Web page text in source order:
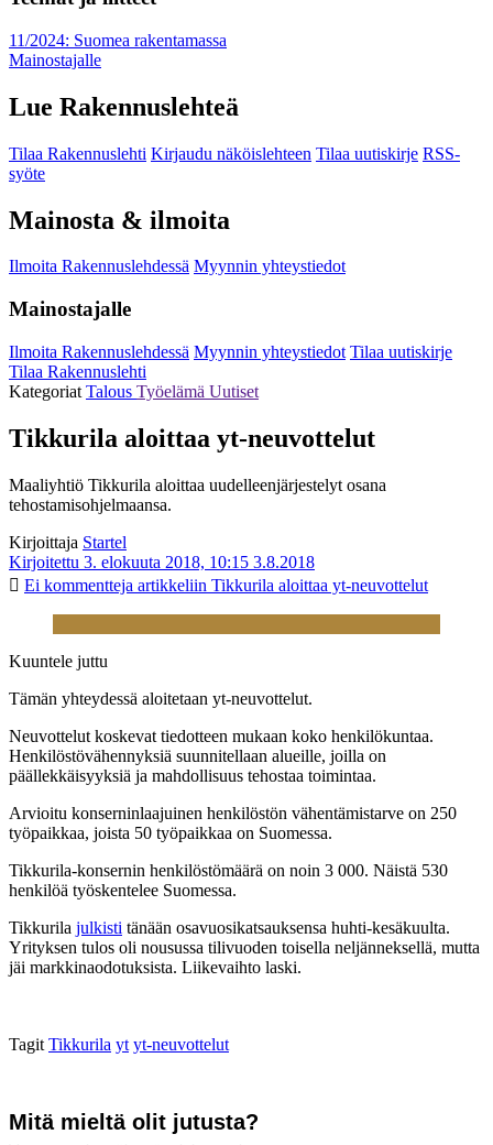
11/2024: Suomea rakentamassa
Mainostajalle
Lue Rakennuslehteä
Tilaa Rakennuslehti Kirjaudu näköislehteen Tilaa uutiskirje RSS-
syöte
Mainosta & ilmoita
Ilmoita Rakennuslehdessä Myynnin yhteystiedot
Mainostajalle
Ilmoita Rakennuslehdessä Myynnin yhteystiedot Tilaa uutiskirje
Tilaa Rakennuslehti
Kategoriat Talous Työelämä Uutiset
Tikkurila aloittaa yt-neuvottelut
Maaliyhtiö Tikkurila aloittaa uudelleenjärjestelyt osana
tehostamisohjelmaansa.
Kirjoittaja Startel
Kirjoitettu 3. elokuuta 2018, 10:15 3.8.2018
Ei kommentteja artikkeliin Tikkurila aloittaa yt-neuvottelut
Kuuntele juttu
Tämän yhteydessä aloitetaan yt-neuvottelut.
Neuvottelut koskevat tiedotteen mukaan koko henkilökuntaa.
Henkilöstövähennyksiä suunnitellaan alueille, joilla on
päällekkäisyyksiä ja mahdollisuus tehostaa toimintaa.
Arvioitu konserninlaajuinen henkilöstön vähentämistarve on 250
työpaikkaa, joista 50 työpaikkaa on Suomessa.
Tikkurila-konsernin henkilöstömäärä on noin 3 000. Näistä 530
henkilöä työskentelee Suomessa.
Tikkurila julkisti tänään osavuosikatsauksensa huhti-kesäkuulta.
Yrityksen tulos oli nousussa tilivuoden toisella neljänneksellä, mutta
jäi markkinaodotuksista. Liikevaihto laski.
Tagit Tikkurila yt yt-neuvottelut
Mitä mieltä olit jutusta?